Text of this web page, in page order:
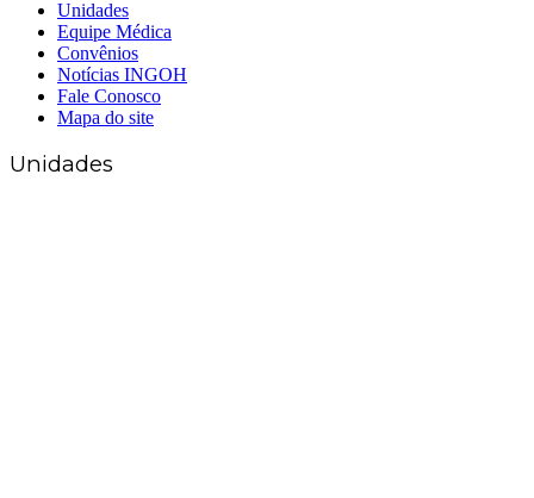
Unidades
Equipe Médica
Convênios
Notícias INGOH
Fale Conosco
Mapa do site
Unidades